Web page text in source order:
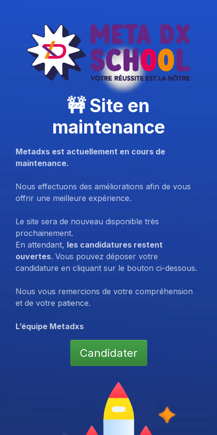
🚧 Site en
maintenance
Metadxs est actuellement en cours de
maintenance.
Nous effectuons des améliorations afin de vous
offrir une meilleure expérience.
Le site sera de nouveau disponible très
prochainement.
En attendant, les candidatures restent
ouvertes. Vous pouvez déposer votre
candidature en cliquant sur le bouton ci-dessous.
Nous vous remercions de votre compréhension
et de votre patience.
L’équipe Metadxs
Candidater